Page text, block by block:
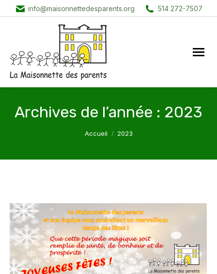
info@maisonnettedesparents.org 514 272-7507
Archives de l’année : 2023
Vous êtes ici :
Accueil 2023